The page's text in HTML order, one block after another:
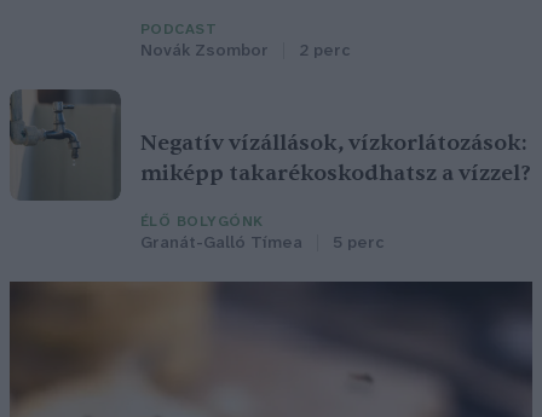
PODCAST
Novák Zsombor 2 perc
Negatív vízállások, vízkorlátozások:
miképp takarékoskodhatsz a vízzel?
ÉLŐ BOLYGÓNK
Granát-Galló Tímea 5 perc